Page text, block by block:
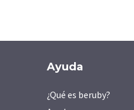
Ayuda
¿Qué es beruby?